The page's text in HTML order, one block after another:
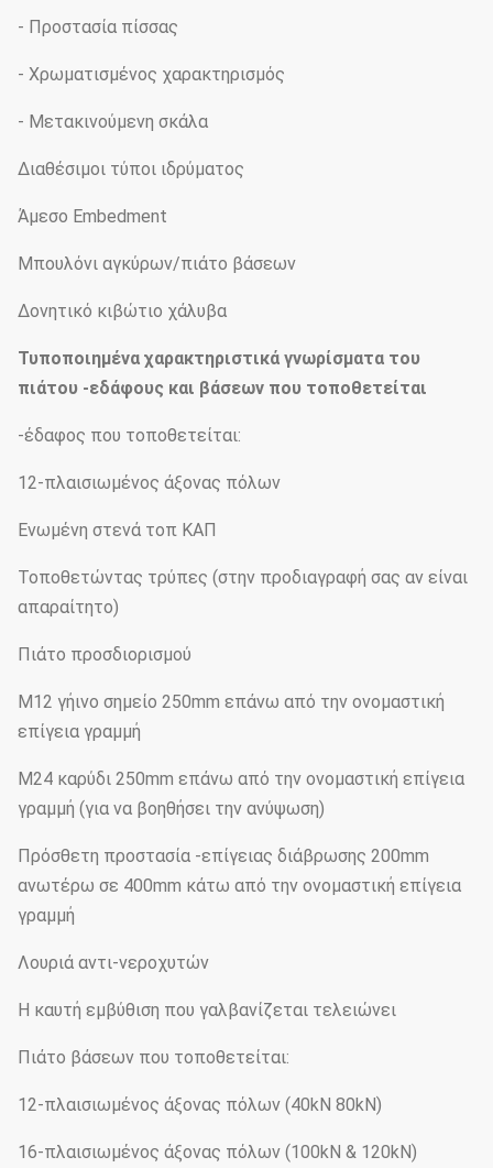
- Προστασία πίσσας
- Χρωματισμένος χαρακτηρισμός
- Μετακινούμενη σκάλα
Διαθέσιμοι τύποι ιδρύματος
Άμεσο Embedment
Μπουλόνι αγκύρων/πιάτο βάσεων
Δονητικό κιβώτιο χάλυβα
Τυποποιημένα χαρακτηριστικά γνωρίσματα του
πιάτου -εδάφους και βάσεων που τοποθετείται
-έδαφος που τοποθετείται:
12-πλαισιωμένος άξονας πόλων
Ενωμένη στενά τοπ ΚΑΠ
Τοποθετώντας τρύπες (στην προδιαγραφή σας αν είναι
απαραίτητο)
Πιάτο προσδιορισμού
M12 γήινο σημείο 250mm επάνω από την ονομαστική
επίγεια γραμμή
M24 καρύδι 250mm επάνω από την ονομαστική επίγεια
γραμμή (για να βοηθήσει την ανύψωση)
Πρόσθετη προστασία -επίγειας διάβρωσης 200mm
ανωτέρω σε 400mm κάτω από την ονομαστική επίγεια
γραμμή
Λουριά αντι-νεροχυτών
Η καυτή εμβύθιση που γαλβανίζεται τελειώνει
Πιάτο βάσεων που τοποθετείται:
12-πλαισιωμένος άξονας πόλων (40kN 80kN)
16-πλαισιωμένος άξονας πόλων (100kN & 120kN)